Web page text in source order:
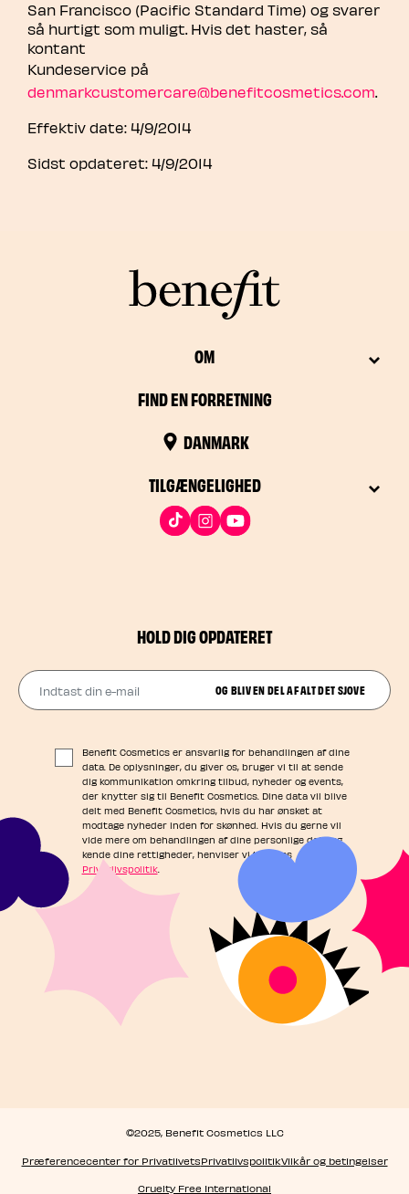
San Francisco (Pacific Standard Time) og svarer
så hurtigt som muligt. Hvis det haster, så
kontant
Kundeservice på
denmarkcustomercare@benefitcosmetics.com.
Effektiv date: 4/9/2014
Sidst opdateret: 4/9/2014
OM
FIND EN FORRETNING
DANMARK
TILGÆNGELIGHED
HOLD DIG OPDATERET
Indtast din e-mail
OG BLIV EN DEL AF ALT DET SJOVE
Benefit Cosmetics er ansvarlig for behandlingen af dine
data. De oplysninger, du giver os, bruger vi til at sende
dig kommunikation omkring tilbud, nyheder og events,
der knytter sig til Benefit Cosmetics. Dine data vil blive
delt med Benefit Cosmetics, hvis du har ønsket at
modtage nyheder inden for skønhed. Hvis du gerne vil
vide mere om behandlingen af dine personlige data og
kende dine rettigheder, henviser vi til vores
Privatlivspolitik.
©2025, Benefit Cosmetics LLC
Præferencecenter for PrivatlivetsPrivatlivspolitikVilkår og betingelser
Cruelty Free International